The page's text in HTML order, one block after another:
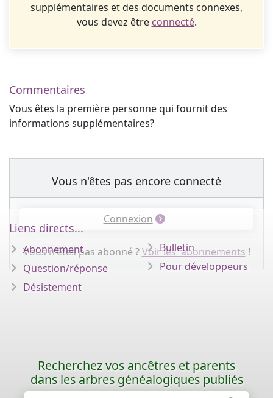
supplémentaires et des documents connexes,
vous devez être connecté.
Commentaires
Vous êtes la première personne qui fournit des
informations supplémentaires?
Vous n'êtes pas encore connecté
Connexion
Vous n'êtes pas abonné ?Voir les abonnements !
Liens directs...
Abonnement
Question/réponse
Désistement
Bulletin
Pour développeurs
Recherchez vos ancêtres et parents
dans les arbres généalogiques publiés